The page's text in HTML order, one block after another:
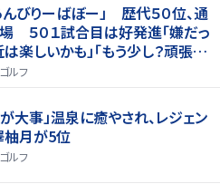
びりーばぼー」 歴代５０位、通
５０１試合目は好発進「嫌だっ
楽しいかも」「もう少し？頑張り
ゴルフ
大事」温泉に癒やされ、レジェン
柚月が5位
ゴルフ